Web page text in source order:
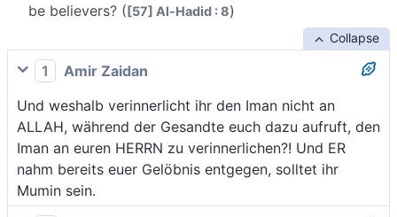
be believers? ([57] Al-Hadid : 8)
Collapse
1
Amir Zaidan
Und weshalb verinnerlicht ihr den Iman nicht an
ALLAH, während der Gesandte euch dazu aufruft, den
Iman an euren HERRN zu verinnerlichen?! Und ER
nahm bereits euer Gelöbnis entgegen, solltet ihr
Mumin sein.